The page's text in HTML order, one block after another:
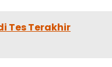
Tes Terakhir